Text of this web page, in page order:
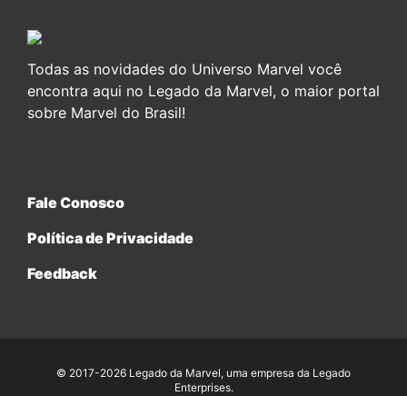
Todas as novidades do Universo Marvel você
encontra aqui no Legado da Marvel, o maior portal
sobre Marvel do Brasil!
Fale Conosco
Política de Privacidade
Feedback
© 2017-2026 Legado da Marvel, uma empresa da Legado
Enterprises.